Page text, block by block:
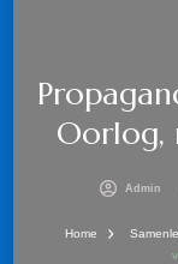
Oorlog,
Admin
Home